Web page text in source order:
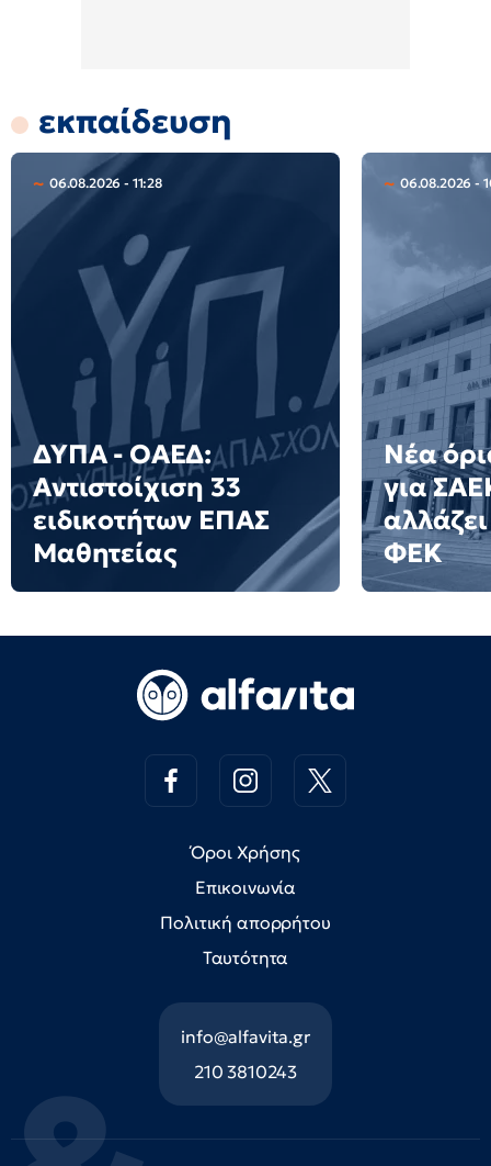
εκπαίδευση
06.08.2026 - 11:28
ΔΥΠΑ - ΟΑΕΔ:
Αντιστοίχιση 33
ειδικοτήτων ΕΠΑΣ
Μαθητείας
06.08.2026 -
Νέα
για
ΦΕΚ
Όροι Χρήσης
Επικοινωνία
Πολιτική απορρήτου
Ταυτότητα
info@alfavita.gr
210 3810243